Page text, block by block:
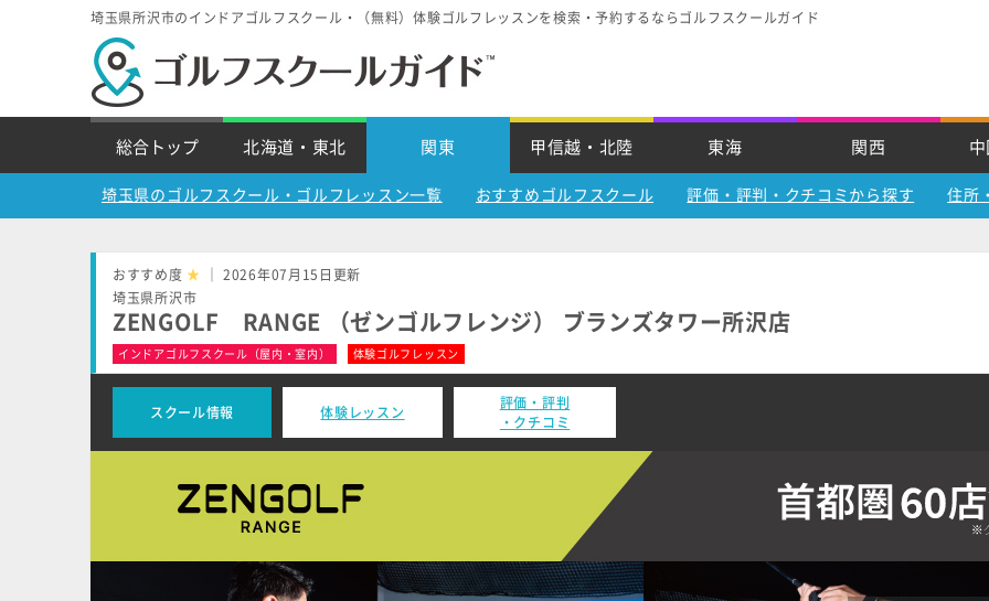
埼玉県所沢市のインドアゴルフスクール・（無料）体験ゴルフレッスンを検索・予約するならゴルフスクールガイド
総合トップ 北海道・東北 関東 甲信越・北陸 東海 関西
埼玉県のゴルフスクール・ゴルフレッスン一覧 おすすめゴルフスクール 評価・評判・クチコミから探す 住所
おすすめ度 ★
｜ 2026年07月15日更新
埼玉県所沢市
ZENGOLF RANGE （ゼンゴルフレンジ） ブランズタワー所沢店
インドアゴルフスクール（屋内・室内） 体験ゴルフレッスン
スクール情報 体験レッスン
評価・評判
・クチコミ